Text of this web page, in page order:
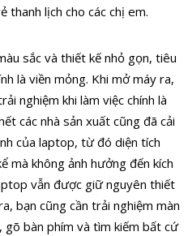
lịch cho các chị em.
sắc và thiết kế nhỏ gọn, tiêu
là viền mỏng. Khi mở máy ra,
nghiệm khi làm việc chính là
các nhà sản xuất cũng đã cải
của laptop, từ đó diện tích
mà không ảnh hưởng đến kích
vẫn được giữ nguyên thiết
bạn cũng cần trải nghiệm màn
gõ bàn phím và tìm kiếm bất cứ